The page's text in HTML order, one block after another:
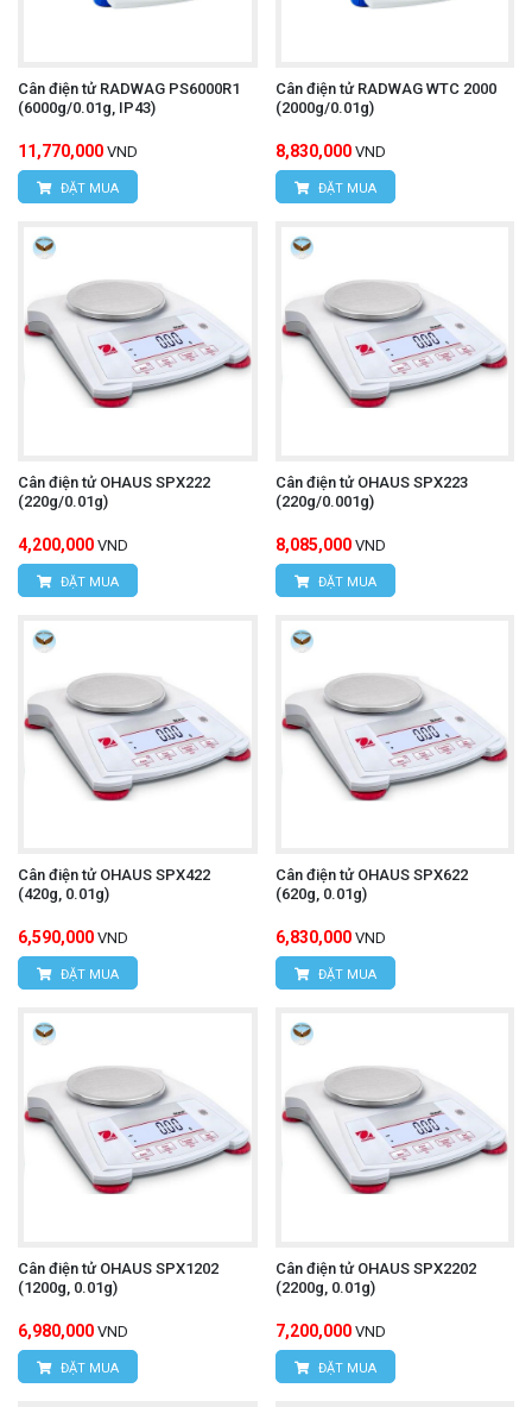
Cân điện tử RADWAG PS6000R1
(6000g/0.01g, IP43)
11,770,000 VND
ĐẶT MUA
Cân điện tử RADWAG WTC 2000
(2000g/0.01g)
8,830,000 VND
ĐẶT MUA
Cân điện tử OHAUS SPX222
(220g/0.01g)
4,200,000 VND
ĐẶT MUA
Cân điện tử OHAUS SPX223
(220g/0.001g)
8,085,000 VND
ĐẶT MUA
Cân điện tử OHAUS SPX422
(420g, 0.01g)
6,590,000 VND
ĐẶT MUA
Cân điện tử OHAUS SPX622
(620g, 0.01g)
6,830,000 VND
ĐẶT MUA
Cân điện tử OHAUS SPX1202
(1200g, 0.01g)
6,980,000 VND
ĐẶT MUA
Cân điện tử OHAUS SPX2202
(2200g, 0.01g)
7,200,000 VND
ĐẶT MUA